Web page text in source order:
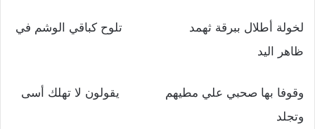
لخولة أطلال ببرقة ثهمد تلوح كباقي الوشم في
ظاهر اليد
وقوفا بها صحبي علي مطيهم يقولون لا تهلك أسى
وتجلد